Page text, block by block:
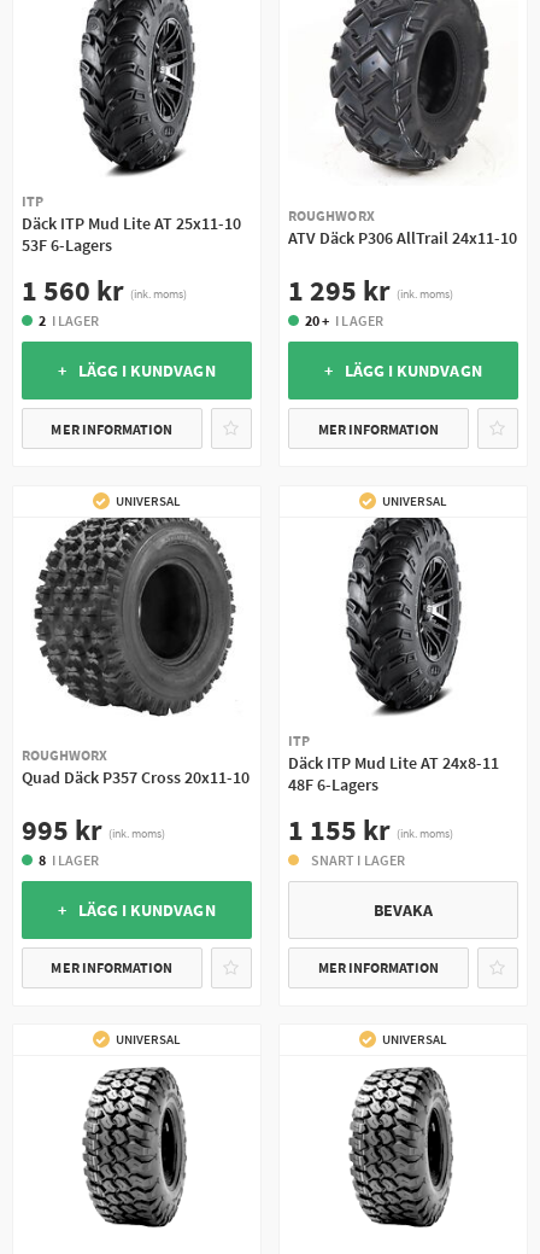
ITP
Däck ITP Mud Lite AT 25x11-10
53F 6-Lagers
1 560 kr (ink. moms)
2 I LAGER
+ LÄGG I KUNDVAGN
MER INFORMATION
ROUGHWORX
ATV Däck P306 AllTrail 24x11-10
1 295 kr (ink. moms)
20 + I LAGER
+ LÄGG I KUNDVAGN
MER INFORMATION
UNIVERSAL
ROUGHWORX
Quad Däck P357 Cross 20x11-10
995 kr (ink. moms)
8 I LAGER
+ LÄGG I KUNDVAGN
MER INFORMATION
UNIVERSAL
ITP
Däck ITP Mud Lite AT 24x8-11
48F 6-Lagers
1 155 kr (ink. moms)
SNART I LAGER
BEVAKA
MER INFORMATION
UNIVERSAL UNIVERSAL